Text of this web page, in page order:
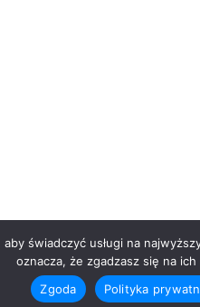
świadczyć usługi na
oznacza, że zgadzasz się na ich
Zgoda
Polityka